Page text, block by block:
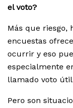
el voto?
Más que
encuestas
ocurrir y eso
especialmente
llamado voto
Pero son